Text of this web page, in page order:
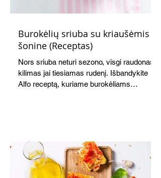
Burokėlių sriuba su kriaušėmis ir
šonine (Receptas)
Nors sriuba neturi sezono, visgi raudonas
kilimas jai tiesiamas rudenį. Išbandykite
Alfo receptą, kuriame burokėliams